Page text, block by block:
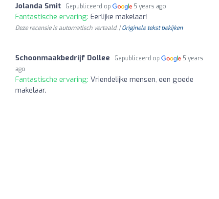
Jolanda Smit Gepubliceerd op 5 years ago
Fantastische ervaring: Eerlijke makelaar!
Deze recensie is automatisch vertaald. |Originele tekst bekijken
Schoonmaakbedrijf Dollee Gepubliceerd op
5 years
ago
Fantastische ervaring: Vriendelijke mensen, een goede
makelaar.